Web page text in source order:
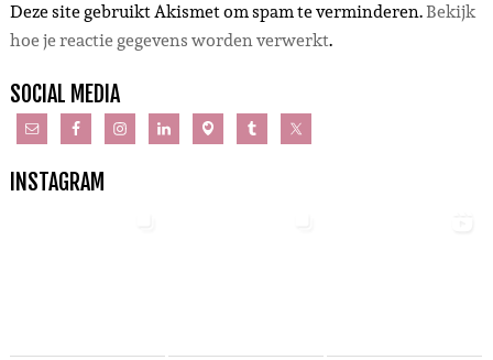
Deze site gebruikt Akismet om spam te verminderen.Bekijk
hoe je reactie gegevens worden verwerkt.
SOCIAL MEDIA
INSTAGRAM